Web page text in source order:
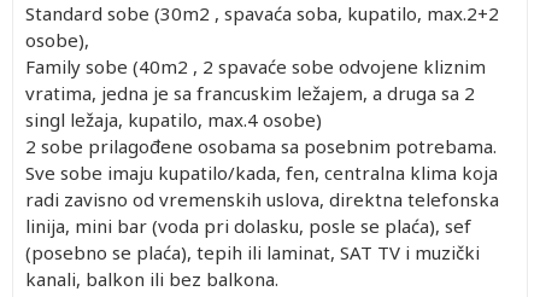
Standard sobe (30m2 , spavaća soba, kupatilo, max.2+2
osobe),
Family sobe (40m2 , 2 spavaće sobe odvojene kliznim
vratima, jedna je sa francuskim ležajem, a druga sa 2
singl ležaja, kupatilo, max.4 osobe)
2 sobe prilagođene osobama sa posebnim potrebama.
Sve sobe imaju kupatilo/kada, fen, centralna klima koja
radi zavisno od vremenskih uslova, direktna telefonska
linija, mini bar (voda pri dolasku, posle se plaća), sef
(posebno se plaća), tepih ili laminat, SAT TV i muzički
kanali, balkon ili bez balkona.
11.99)
402.00
402.00
402.00
402.00
402.00
402.00
402.00
402.00
402.00
402.00
1,282.00
1,582.00
1,232.00
1,502.00
1,042.00
1,232.00
932.00
1,202.00
922.00
1,122.00
Besplatno
Besplatno
Besplatno
Besplatno
Besplatno
Besplatno
Besplatno
Besplatno
Besplatno
402.00
402.00
402.00
402.00
402.00
402.00
402.00
402.00
402.00
1,232.00
1,182.00
1,442.00
1,002.00
1,182.00
902.00
1,152.00
902.00
1,082.00
2,902.00
2,762.00
3,582.00
2,192.00
2,762.00
1,862.00
2,662.00
1,842.00